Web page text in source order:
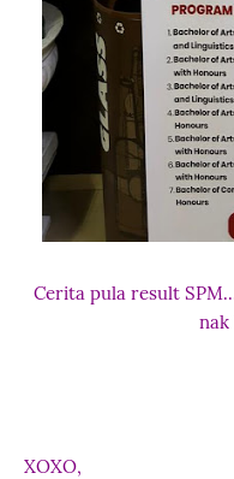
Cerita pula result
nak
XOXO,